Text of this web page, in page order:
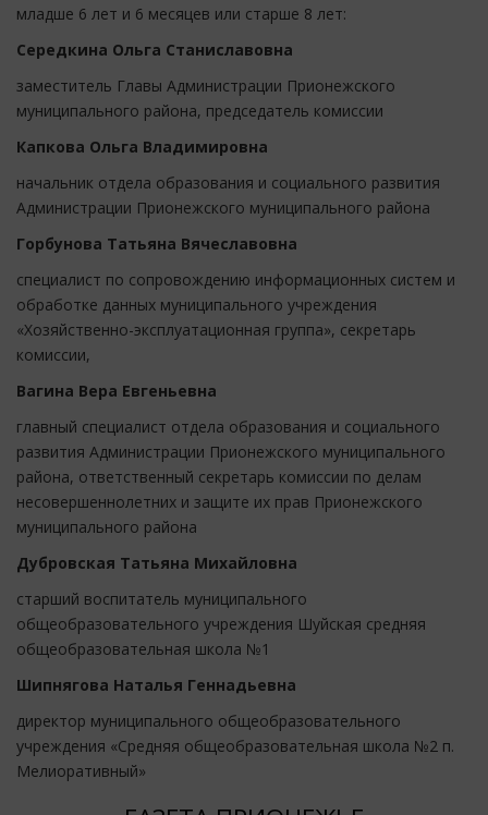
младше 6 лет и 6 месяцев или старше 8 лет:
Середкина Ольга Станиславовна
заместитель Главы Администрации Прионежского
муниципального района, председатель комиссии
Капкова Ольга Владимировна
начальник отдела образования и социального развития
Администрации Прионежского муниципального района
Горбунова Татьяна Вячеславовна
специалист по сопровождению информационных систем и
обработке данных муниципального учреждения
«Хозяйственно-эксплуатационная группа», секретарь
комиссии,
Вагина Вера Евгеньевна
главный специалист отдела образования и социального
развития Администрации Прионежского муниципального
района, ответственный секретарь комиссии по делам
несовершеннолетних и защите их прав Прионежского
муниципального района
Дубровская Татьяна Михайловна
старший воспитатель муниципального
общеобразовательного учреждения Шуйская средняя
общеобразовательная школа №1
Шипнягова Наталья Геннадьевна
директор муниципального общеобразовательного
учреждения «Средняя общеобразовательная школа №2 п.
Мелиоративный»